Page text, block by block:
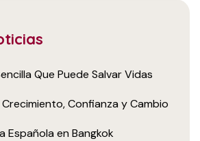
Que Puede Salvar Vidas
Confianza y Cambio
Española en Bangkok